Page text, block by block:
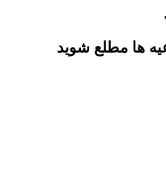
ها مطلع شوید